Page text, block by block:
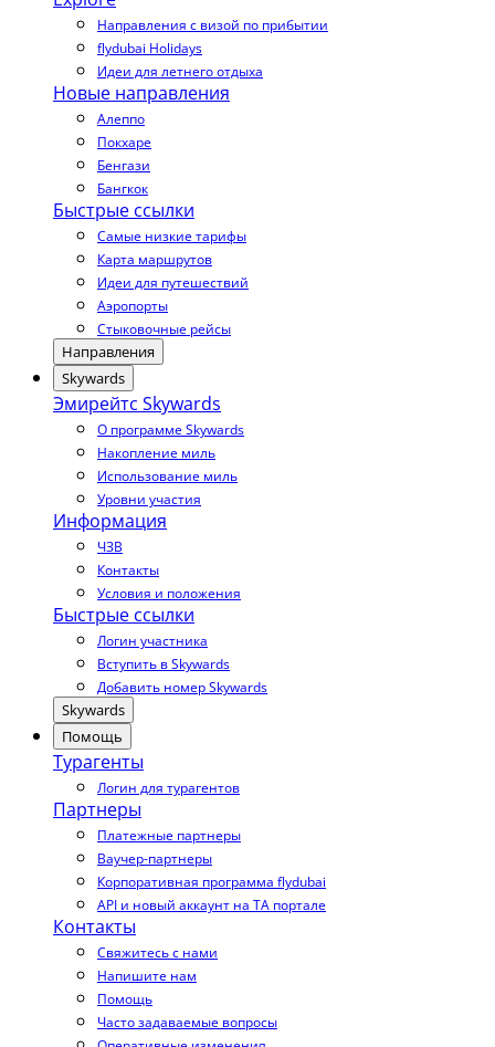
Направления с визой по прибытии
flydubai Holidays
Идеи для летнего отдыха
Новые направления
Алеппо
Покхаре
Бенгази
Бангкок
Быстрые ссылки
Самые низкие тарифы
Карта маршрутов
Идеи для путешествий
Аэропорты
Стыковочные рейсы
Направления
Skywards
Эмирейтс Skywards
О программе Skywards
Накопление миль
Использование миль
Уровни участия
Информация
ЧЗВ
Контакты
Условия и положения
Быстрые ссылки
Логин участника
Вступить в Skywards
Добавить номер Skywards
Skywards
Помощь
Турагенты
Логин для турагентов
Партнеры
Платежные партнеры
Ваучер-партнеры
Корпоративная программа flydubai
API и новый аккаунт на TA портале
Контакты
Свяжитесь с нами
Напишите нам
Помощь
Часто задаваемые вопросы